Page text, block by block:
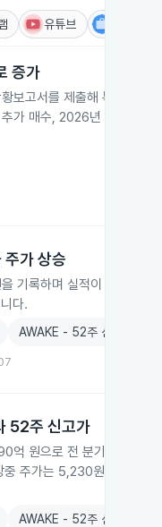
유튜브
증가
보고서를 제출해 특별관
가 매수, 2026년 5월 28
가 상승
기록하며 실적이 개선됐
다.
AWAKE - 52주 신고가 모니
52주 신고가
억 원으로 전 분기 대비 실
주가는 5,230원으로 52주
AWAKE - 52주 신고가 모니